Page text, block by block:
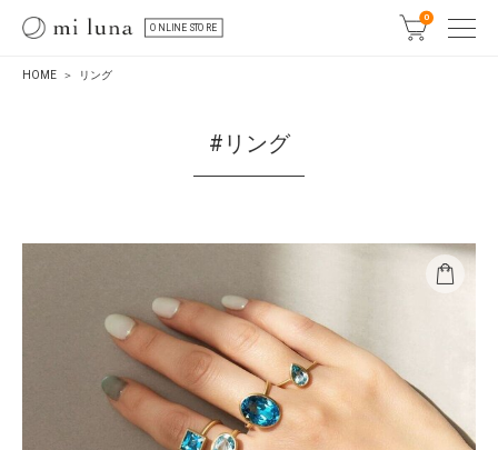
ONLINE STORE
0
HOME リング
#リング